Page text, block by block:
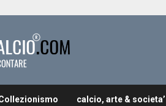
calcio, arte & societa’